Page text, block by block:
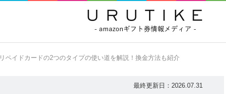
ペイドカードの2つのタイプの使い道を解説！換金方法も紹介
最終更新日： 2026.07.31